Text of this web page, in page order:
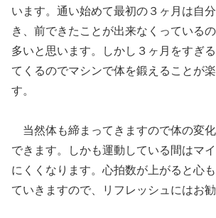
います。通い始めて最初の３ヶ月は自
き、前できたことが出来なくっている
多いと思います。しかし３ヶ月をすぎ
てくるのでマシンで体を鍛えることが
す。
当然体も締まってきますので体の変
できます。しかも運動している間はマ
にくくなります。心拍数が上がると心
ていきますので、リフレッシュにはお勧